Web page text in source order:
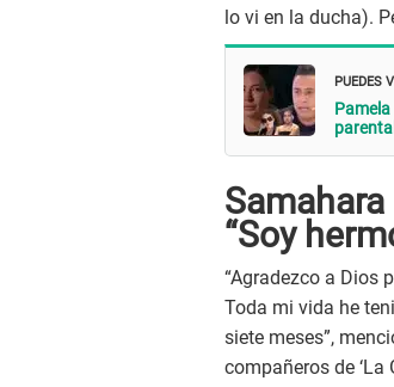
lo vi en la ducha).
PUEDES
“Soy
“Agradezco a Dios
Toda mi vida he
siete meses”,
compañeros de ‘La